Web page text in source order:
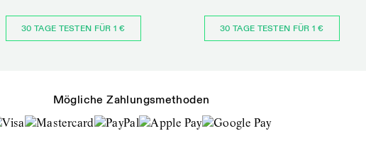
30 TAGE TESTEN FÜR 1 € 30 TAGE TESTEN FÜR 1 €
Mögliche Zahlungsmethoden